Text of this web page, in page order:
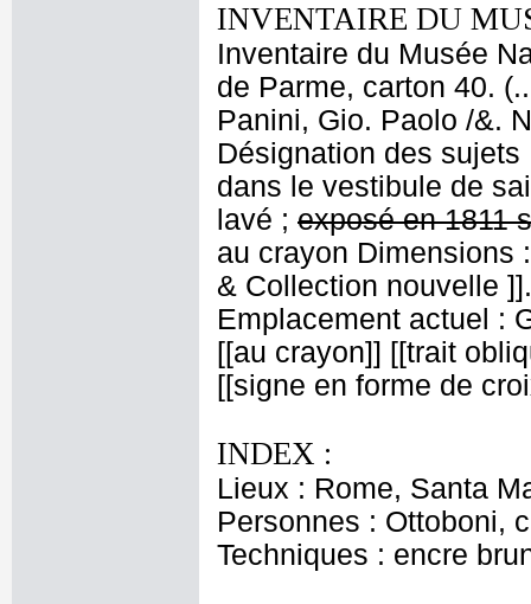
INVENTAIRE DU
Inventaire du Musée
de Parme, carton 40.
Panini, Gio. Paolo /&.
Désignation des
dans le vestibule de
lavé ; exposé en 1811
au crayon Dimensions
& Collection nouvelle
Emplacement actuel :
[[au crayon]] [[trait
[[signe en forme de
INDEX :
Lieux : Rome, Santa
Personnes : Ottoboni,
Techniques : encre